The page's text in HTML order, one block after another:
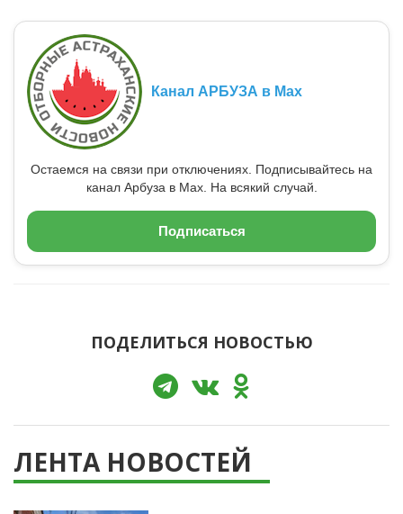
Канал АРБУЗА в Max
Остаемся на связи при отключениях. Подписывайтесь на
канал Арбуза в Max. На всякий случай.
Подписаться
ПОДЕЛИТЬСЯ НОВОСТЬЮ
ЛЕНТА НОВОСТЕЙ